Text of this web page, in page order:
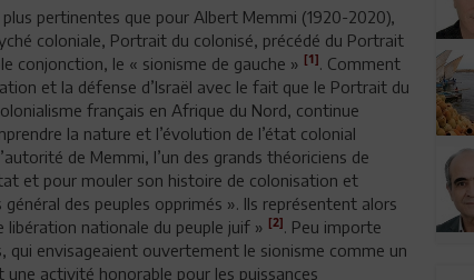
pertinentes que pour Albert Memmi (1920-2020),
coloniale, Portrait du colonisé, précédé du Portrait
conjonction, le « sionisme de gauche » [1] . Comment
et la défense d’Israël avec le fait que le Portrait du
français en Afrique du Nord, continue
la nature et l’évolution de l’état colonial
de Memmi, l’un des grands théoriciens de
et pour mouler son histoire de colonisation et
des peuples opprimés ». Ils représentent alors
nationale du peuple juif » [2] . Peu importe
qui envisageaient ouvertement le sionisme comme un
activité honorable pour les puissances